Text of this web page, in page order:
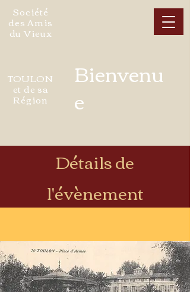
Société
des Amis
du Vieux
TOULON
et de sa
Région
Bienvenu
e
Détails de
l'évènement